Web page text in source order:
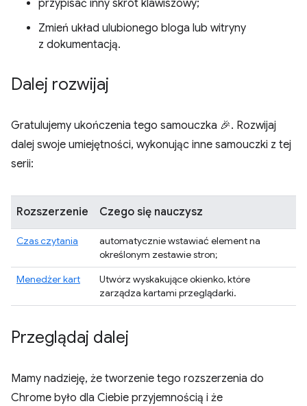
przypisać inny skrót klawiszowy;
Zmień układ ulubionego bloga lub witryny
z dokumentacją.
Dalej rozwijaj
Gratulujemy ukończenia tego samouczka 🎉. Rozwijaj
dalej swoje umiejętności, wykonując inne samouczki z tej
serii:
Rozszerzenie Czego się nauczysz
Czas czytania
automatycznie wstawiać element na
określonym zestawie stron;
Menedżer kart
Utwórz wyskakujące okienko, które
zarządza kartami przeglądarki.
Przeglądaj dalej
Mamy nadzieję, że tworzenie tego rozszerzenia do
Chrome było dla Ciebie przyjemnością i że